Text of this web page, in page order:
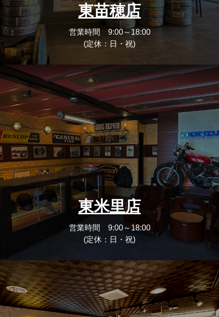
東苗穂店
営業時間 9:00～18:00
(定休：日・祝)
東米里店
営業時間 9:00～18:00
(定休：日・祝)